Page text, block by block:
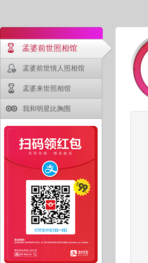
孟婆前世照相馆
孟婆前世情人照相馆
孟婆来世照相馆
我和明星比胸围